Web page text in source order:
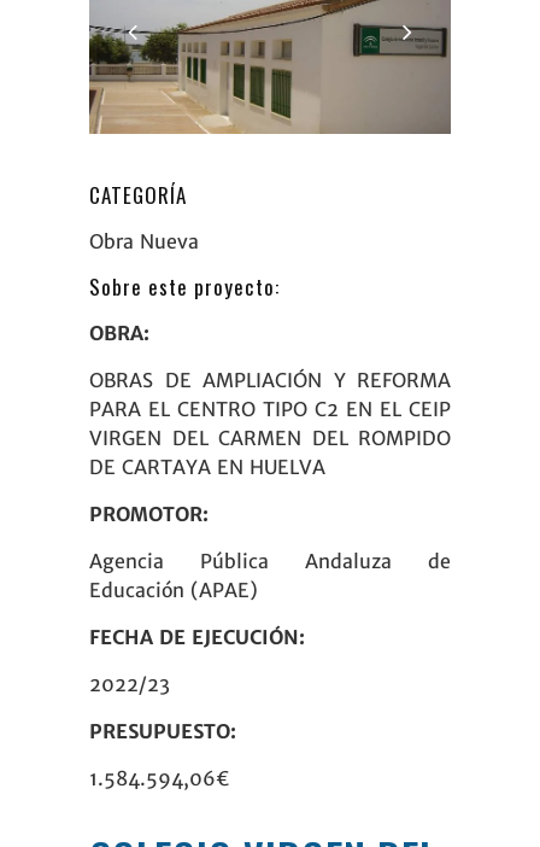
CATEGORÍA
Obra Nueva
Sobre este proyecto:
OBRA:
OBRAS DE AMPLIACIÓN Y REFORMA
PARA EL CENTRO TIPO C2 EN EL CEIP
VIRGEN DEL CARMEN DEL ROMPIDO
DE CARTAYA EN HUELVA
PROMOTOR:
Agencia Pública Andaluza de
Educación (APAE)
FECHA DE EJECUCIÓN:
2022/23
PRESUPUESTO:
1.584.594,06€